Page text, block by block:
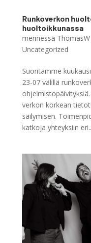
Runkoverkon
huoltoikkunassa
mennessä ThomasW
Uncategorized
Suoritamme
23-07 välillä
verkon korkean
säilymisen.
katkoja yhteyksiin